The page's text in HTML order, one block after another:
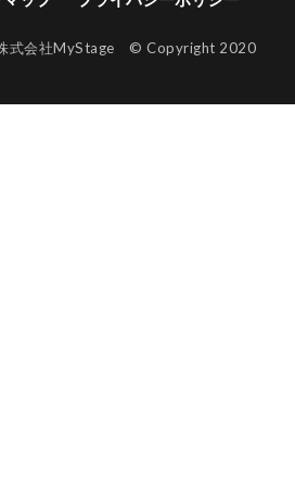
式会社MyStage © Copyright 2020